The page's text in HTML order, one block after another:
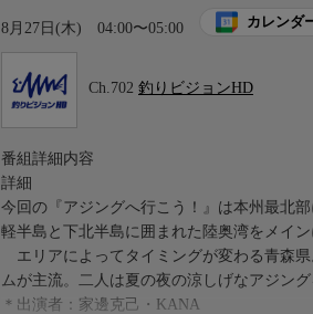
8月27日(木) 04:00〜05:00 カレンダ
Ch.702 釣りビジョンHD
番組詳細内容
詳細
今回の『アジングへ行こう！』は本州最北
軽半島と下北半島に囲まれた陸奥湾をメイン
エリアによってタイミングが変わる青森
ムが主流。二人は夏の夜の涼しげなアジング
＊出演者：家邊克己・KANA